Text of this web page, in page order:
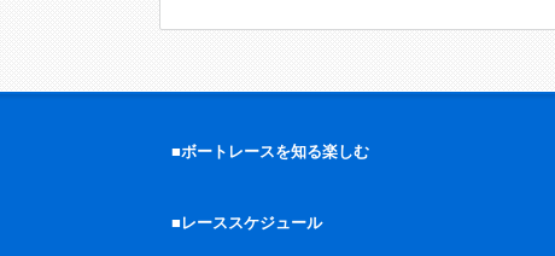
■ボートレースを知る楽しむ
■レーススケジュール